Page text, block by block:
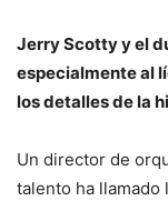
Jerry Scotty y el
especialmente al
los detalles de la
Un director de
talento ha llamado